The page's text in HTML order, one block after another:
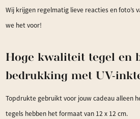
Wij krijgen regelmatig lieve reacties en foto’s
we het voor!
Hoge kwaliteit tegel en
bedrukking met UV-
Topdrukte gebruikt voor jouw cadeau alleen
tegels hebben het formaat van 12 x 12 cm.